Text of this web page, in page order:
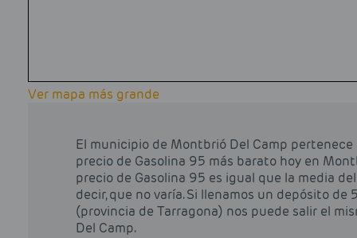
Ver mapa más grande
El municipio de Montbrió Del Camp
precio de Gasolina 95 más barato hoy en
precio de Gasolina 95 es igual que la media
decir, que no varía. Si llenamos un depósito
(provincia de Tarragona) nos puede salir el
Del Camp.